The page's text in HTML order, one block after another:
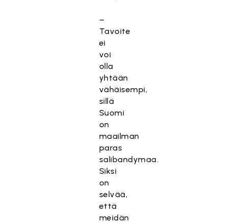
–
Tavoite
ei
voi
olla
yhtään
vähäisempi,
sillä
Suomi
on
maailman
paras
salibandymaa.
Siksi
on
selvää,
että
meidän